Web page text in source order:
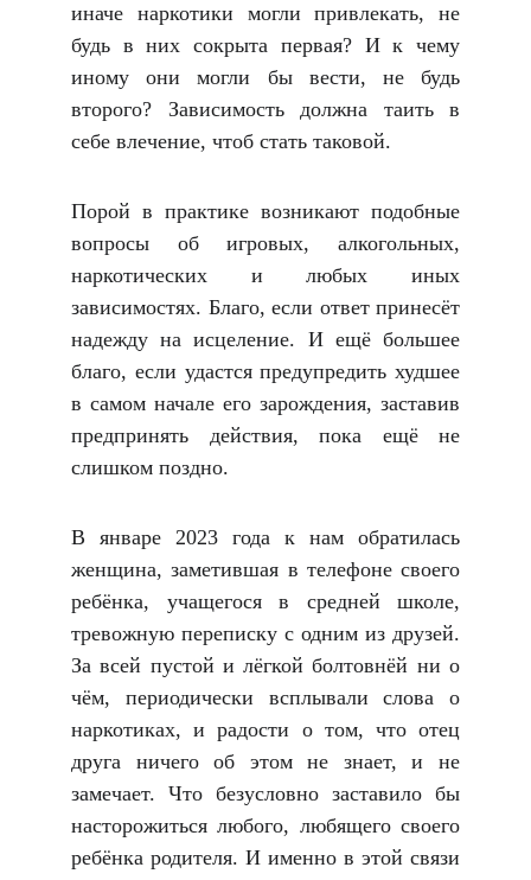
иначе наркотики могли привлекать, не
будь в них сокрыта первая? И к чему
иному они могли бы вести, не будь
второго? Зависимость должна таить в
себе влечение, чтоб стать таковой.
Порой в практике возникают подобные
вопросы об игровых, алкогольных,
наркотических и любых иных
зависимостях. Благо, если ответ принесёт
надежду на исцеление. И ещё большее
благо, если удастся предупредить худшее
в самом начале его зарождения, заставив
предпринять действия, пока ещё не
слишком поздно.
В январе 2023 года к нам обратилась
женщина, заметившая в телефоне своего
ребёнка, учащегося в средней школе,
тревожную переписку с одним из друзей.
За всей пустой и лёгкой болтовнёй ни о
чём, периодически всплывали слова о
наркотиках, и радости о том, что отец
друга ничего об этом не знает, и не
замечает. Что безусловно заставило бы
насторожиться любого, любящего своего
ребёнка родителя. И именно в этой связи